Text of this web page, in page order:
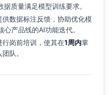
质量满足模型训练要求。
数据标注反馈，协助优化模
心产品线的AI功能迭代。
岗前培训，使其在1周内掌
队。